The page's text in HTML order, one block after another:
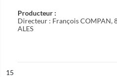
Producteur :
Directeur : François COMPAN,
ALES
n°
15